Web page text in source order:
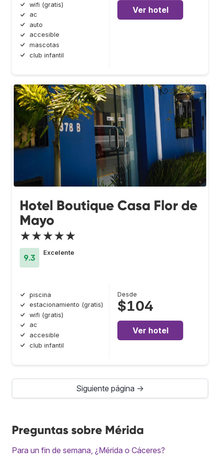
wifi (gratis)
ac
auto
accesible
mascotas
club infantil
Ver hotel
Hotel Boutique Casa Flor de
Mayo
★★★★★
9.3
Excelente
piscina
estacionamiento (gratis)
wifi (gratis)
ac
accesible
club infantil
Desde
$104
Ver hotel
Siguiente página →
Preguntas sobre Mérida
Para un fin de semana, ¿Mérida o Cáceres?